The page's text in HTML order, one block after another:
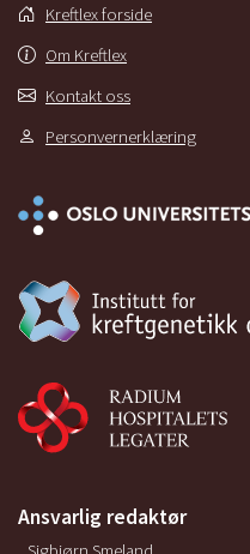
Kreftlex forside
Om Kreftlex
Kontakt oss
Personvernerklæring
Ansvarlig redaktør